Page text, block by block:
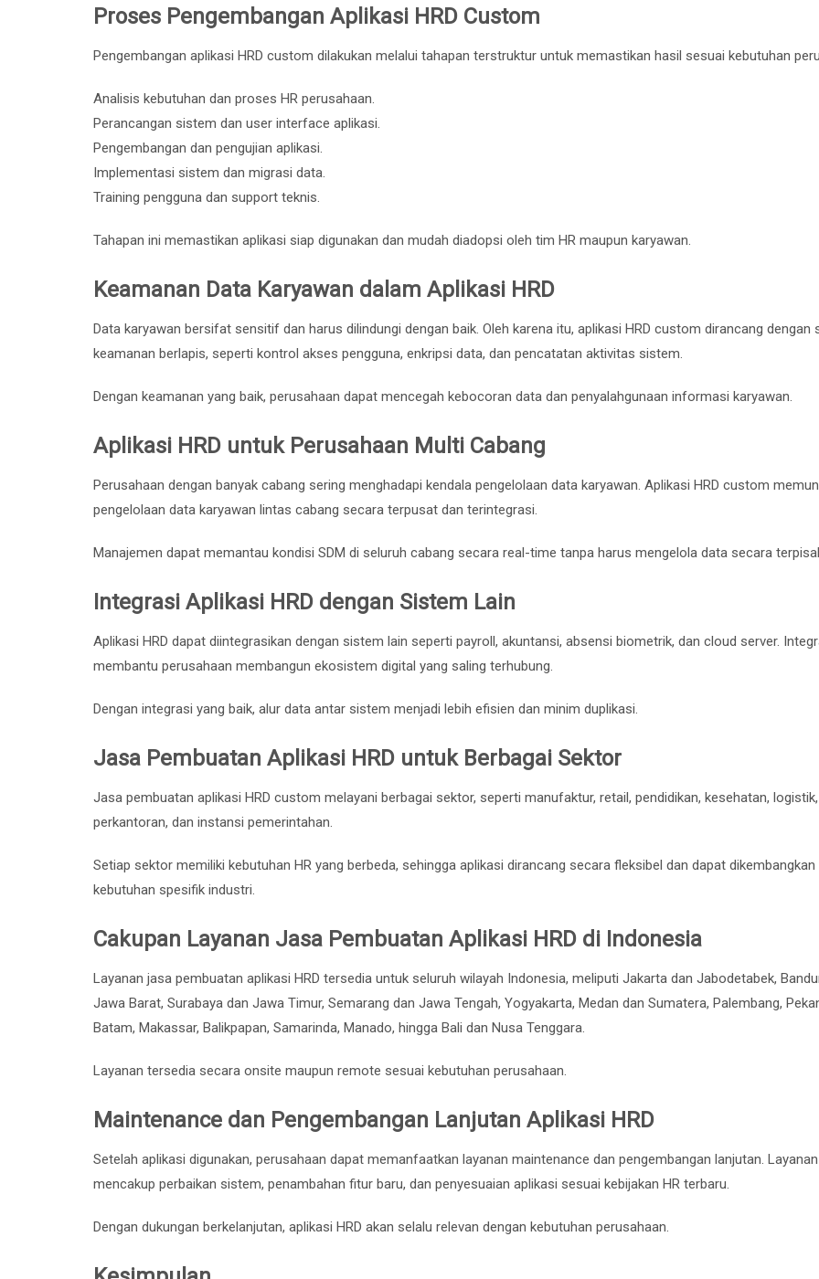
Proses Pengembangan Aplikasi HRD Custom
Pengembangan aplikasi HRD custom dilakukan melalui tahapan terstruktur untuk memastikan hasil sesuai kebutuhan
Analisis kebutuhan dan proses HR perusahaan.
Perancangan sistem dan user interface aplikasi.
Pengembangan dan pengujian aplikasi.
Implementasi sistem dan migrasi data.
Training pengguna dan support teknis.
Tahapan ini memastikan aplikasi siap digunakan dan mudah diadopsi oleh tim HR maupun karyawan.
Keamanan Data Karyawan dalam Aplikasi HRD
Data karyawan bersifat sensitif dan harus dilindungi dengan baik. Oleh karena itu, aplikasi HRD custom dirancang dengan
keamanan berlapis, seperti kontrol akses pengguna, enkripsi data, dan pencatatan aktivitas sistem.
Dengan keamanan yang baik, perusahaan dapat mencegah kebocoran data dan penyalahgunaan informasi karyawan.
Aplikasi HRD untuk Perusahaan Multi Cabang
Perusahaan dengan banyak cabang sering menghadapi kendala pengelolaan data karyawan. Aplikasi HRD custom
pengelolaan data karyawan lintas cabang secara terpusat dan terintegrasi.
Manajemen dapat memantau kondisi SDM di seluruh cabang secara real-time tanpa harus mengelola data secara
Integrasi Aplikasi HRD dengan Sistem Lain
Aplikasi HRD dapat diintegrasikan dengan sistem lain seperti payroll, akuntansi, absensi biometrik, dan cloud server.
membantu perusahaan membangun ekosistem digital yang saling terhubung.
Dengan integrasi yang baik, alur data antar sistem menjadi lebih efisien dan minim duplikasi.
Jasa Pembuatan Aplikasi HRD untuk Berbagai Sektor
Jasa pembuatan aplikasi HRD custom melayani berbagai sektor, seperti manufaktur, retail, pendidikan, kesehatan, logistik,
perkantoran, dan instansi pemerintahan.
Setiap sektor memiliki kebutuhan HR yang berbeda, sehingga aplikasi dirancang secara fleksibel dan dapat dikembangkan
kebutuhan spesifik industri.
Cakupan Layanan Jasa Pembuatan Aplikasi HRD di Indonesia
Layanan jasa pembuatan aplikasi HRD tersedia untuk seluruh wilayah Indonesia, meliputi Jakarta dan Jabodetabek,
Jawa Barat, Surabaya dan Jawa Timur, Semarang dan Jawa Tengah, Yogyakarta, Medan dan Sumatera, Palembang,
Batam, Makassar, Balikpapan, Samarinda, Manado, hingga Bali dan Nusa Tenggara.
Layanan tersedia secara onsite maupun remote sesuai kebutuhan perusahaan.
Maintenance dan Pengembangan Lanjutan Aplikasi HRD
Setelah aplikasi digunakan, perusahaan dapat memanfaatkan layanan maintenance dan pengembangan lanjutan.
mencakup perbaikan sistem, penambahan fitur baru, dan penyesuaian aplikasi sesuai kebijakan HR terbaru.
Dengan dukungan berkelanjutan, aplikasi HRD akan selalu relevan dengan kebutuhan perusahaan.